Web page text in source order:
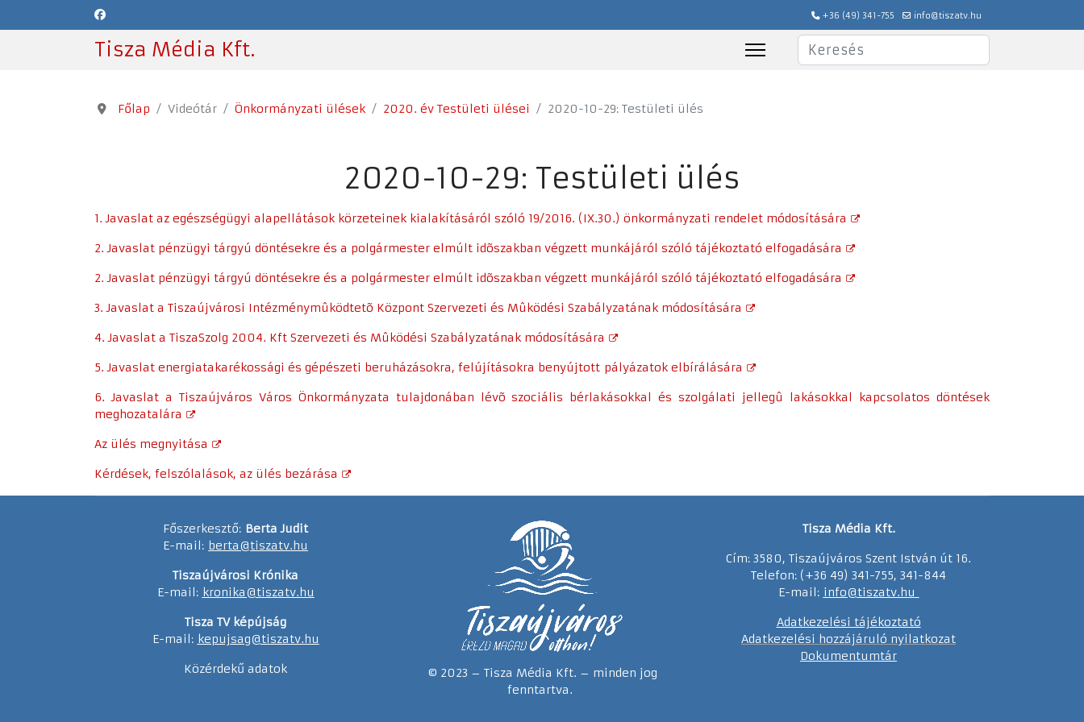
+36 (49) 341-755 info@tiszatv.hu
Tisza Média Kft. Keresés
Főlap Videótár Önkormányzati ülések 2020. év Testületi ülései 2020-10-29: Testületi ülés
2020-10-29: Testületi ülés
1. Javaslat az egészségügyi alapellátások körzeteinek kialakításáról szóló 19/2016. (IX.30.) önkormányzati rendelet módosítására
2. Javaslat pénzügyi tárgyú döntésekre és a polgármester elmúlt idõszakban végzett munkájáról szóló tájékoztató elfogadására
2. Javaslat pénzügyi tárgyú döntésekre és a polgármester elmúlt idõszakban végzett munkájáról szóló tájékoztató elfogadására
3. Javaslat a Tiszaújvárosi Intézménymûködtetõ Központ Szervezeti és Mûködési Szabályzatának módosítására
4. Javaslat a TiszaSzolg 2004. Kft Szervezeti és Mûködési Szabályzatának módosítására
5. Javaslat energiatakarékossági és gépészeti beruházásokra, felújításokra benyújtott pályázatok elbírálására
6. Javaslat a Tiszaújváros Város Önkormányzata tulajdonában lévõ szociális bérlakásokkal és szolgálati jellegû lakásokkal kapcsolatos döntések
meghozatalára
Az ülés megnyitása
Kérdések, felszólalások, az ülés bezárása
Főszerkesztő: Berta Judit
E-mail: berta@tiszatv.hu
Tiszaújvárosi Krónika
E-mail: kronika@tiszatv.hu
Tisza TV képújság
E-mail: kepujsag@tiszatv.hu
Közérdekű adatok
© 2023 – Tisza Média Kft. – minden jog
fenntartva.
Tisza Média Kft.
Cím: 3580, Tiszaújváros Szent István út 16.
Telefon: (+36 49) 341-755, 341-844
E-mail: info@tiszatv.hu
Adatkezelési tájékoztató
Adatkezelési hozzájáruló nyilatkozat
Dokumentumtár